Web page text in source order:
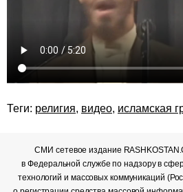
Теги: религия, видео, исламская
СМИ сетевое издание
в Федеральной службе по надзору в
технологий и массовых коммуникаций